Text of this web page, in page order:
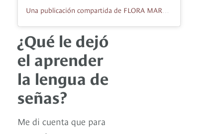
¿Qué le dejó
el aprender
la lengua de
señas?
Me di cuenta que para